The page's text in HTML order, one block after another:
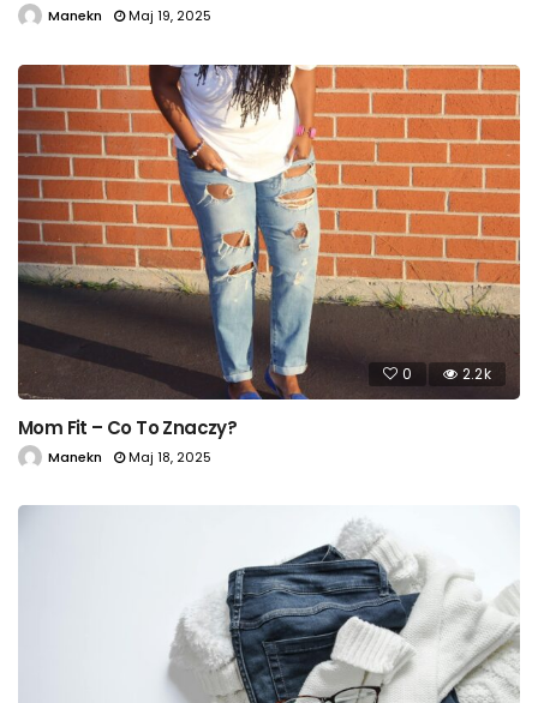
Manekn Maj 19, 2025
0 2.2k
Mom Fit – Co To Znaczy?
Manekn Maj 18, 2025